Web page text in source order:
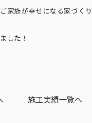
家族が幸せになる家づく
した！
施工実績一覧へ